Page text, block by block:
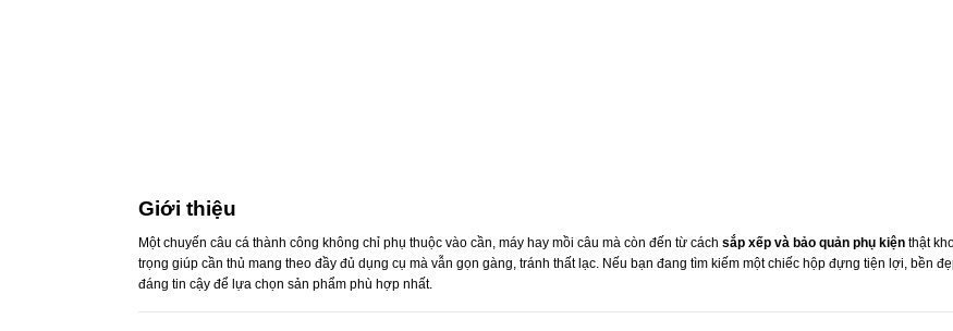
Giới thiệu
Một chuyến câu cá thành công không chỉ phụ thuộc vào cần, máy hay mồi câu mà còn đến từ cách sắp xếp và bảo quản phụ kiện thật
trọng giúp cần thủ mang theo đầy đủ dụng cụ mà vẫn gọn gàng, tránh thất lạc. Nếu bạn đang tìm kiếm một chiếc hộp đựng tiện lợi, bền
đáng tin cậy để lựa chọn sản phẩm phù hợp nhất.